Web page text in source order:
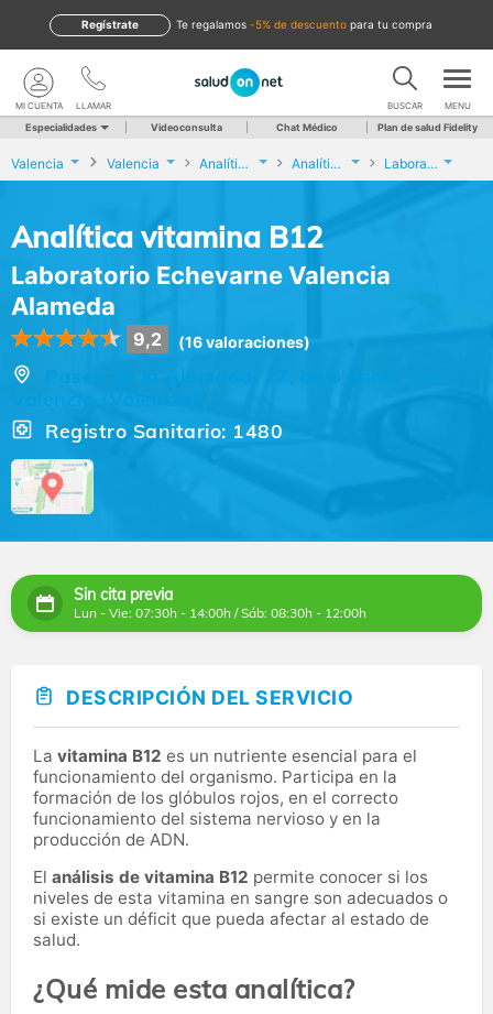
te regalamos -5% de descuento para tu compra
Regístrate
LLAMAR
MI CUENTA BUSCAR MENU
Especialidades Videoconsulta Chat Médico Plan de salud Fidelity
Valencia Valencia Analíticas y Genética Analítica vitamina B12 Laboratorio Echevarne Valencia Alameda
Analítica vitamina B12
Laboratorio Echevarne Valencia
Alameda
9,2 (16 valoraciones)
Registro Sanitario: 1480
Sin cita previa
Lun - Vie: 07:30h - 14:00h / Sáb: 08:30h - 12:00h
DESCRIPCIÓN DEL SERVICIO
La vitamina B12 es un nutriente esencial para el
funcionamiento del organismo. Participa en la
formación de los glóbulos rojos, en el correcto
funcionamiento del sistema nervioso y en la
producción de ADN.
El análisis de vitamina B12 permite conocer si los
niveles de esta vitamina en sangre son adecuados o
si existe un déficit que pueda afectar al estado de
salud.
¿Qué mide esta analítica?